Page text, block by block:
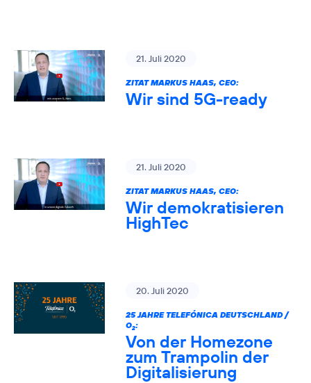
21. Juli 2020
ZITAT MARKUS HAAS, CEO:
Wir sind 5G-ready
21. Juli 2020
ZITAT MARKUS HAAS, CEO:
Wir demokratisieren
HighTec
20. Juli 2020
25 JAHRE TELEFÓNICA DEUTSCHLAND /
O2:
Von der Homezone
zum Trampolin der
Digitalisierung